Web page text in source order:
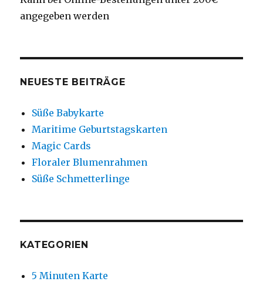
angegeben werden
NEUESTE BEITRÄGE
Süße Babykarte
Maritime Geburtstagskarten
Magic Cards
Floraler Blumenrahmen
Süße Schmetterlinge
KATEGORIEN
5 Minuten Karte